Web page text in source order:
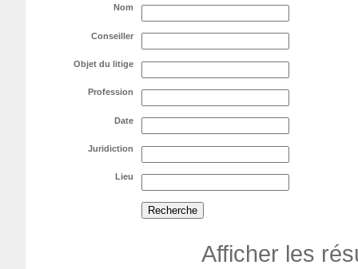
Nom
Conseiller
Objet du litige
Profession
Date
Juridiction
Lieu
Afficher les